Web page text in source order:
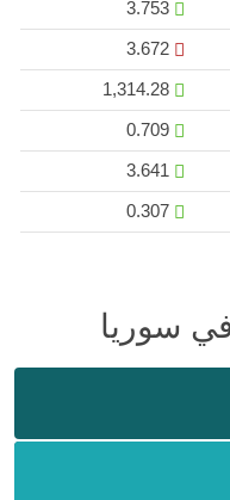
3.753
3.672
1,314.28
0.709
0.307
سوريا